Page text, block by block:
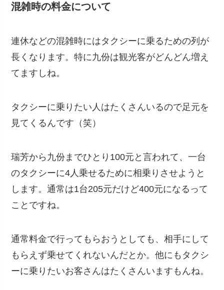
混雑時の料金について
連休などの混雑時にはタクシーに乗るための列が
長くなります。特に九份は観光客がどんどん増え
てますしね。
タクシーに乗りたい人はたくさんいるので足元を
見てくるんです（笑）
瑞芳から九份までひとり100元と言われて、一台
のタクシーに4人乗せるために相乗りさせようと
します。通常は1台205元だけど400元になるって
ことですね。
通常料金で行ってもらおうとしても、相手にして
もらえず乗せてくれないんだとか。他にもタクシ
ーに乗りたいお客さんはたくさんいますもんね。